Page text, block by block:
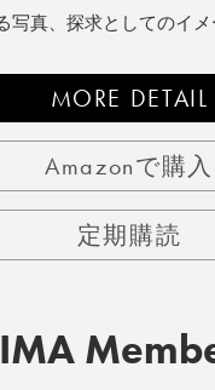
写真、探求としてのイメ
MORE DETAIL
Amazonで購入
定期購読
IMA